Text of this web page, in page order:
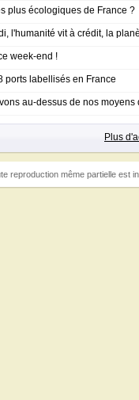
plus écologiques de France ?
l'humanité vit à crédit, la
week-end !
ports labellisés en France
au-dessus de nos moyens
Plus
reproduction même partielle est